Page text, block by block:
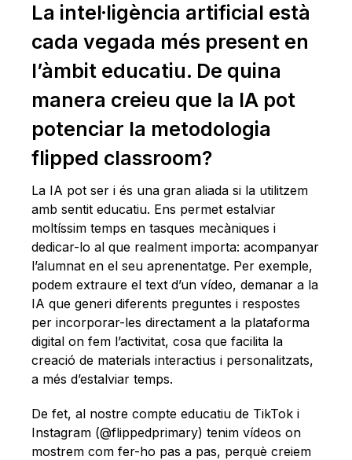
La intel·ligència artificial està
cada vegada més present en
l’àmbit educatiu. De quina
manera creieu que la IA pot
potenciar la metodologia
flipped classroom?
La IA pot ser i és una gran aliada si la utilitzem
amb sentit educatiu. Ens permet estalviar
moltíssim temps en tasques mecàniques i
dedicar-lo al que realment importa: acompanyar
l’alumnat en el seu aprenentatge. Per exemple,
podem extraure el text d’un vídeo, demanar a la
IA que generi diferents preguntes i respostes
per incorporar-les directament a la plataforma
digital on fem l’activitat, cosa que facilita la
creació de materials interactius i personalitzats,
a més d’estalviar temps.
De fet, al nostre compte educatiu de TikTok i
Instagram (@flippedprimary) tenim vídeos on
mostrem com fer-ho pas a pas, perquè creiem